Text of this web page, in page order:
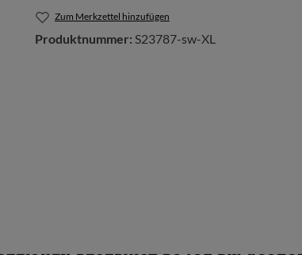
Zum Merkzettel hinzufügen
Produktnummer: S23787-sw-XL